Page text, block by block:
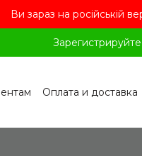
Ви зараз на російській
Оплата и доставка